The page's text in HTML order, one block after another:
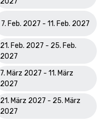
7. Feb. 2027 - 11. Feb. 2027
21. Feb. 2027 - 25. Feb.
2027
7. März 2027 - 11. März
2027
21. März 2027 - 25. März
2027